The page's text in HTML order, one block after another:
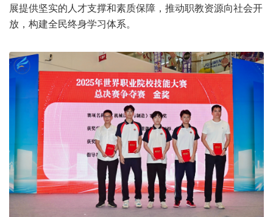
展提供坚实的人才支撑和素质保障 ，推动职教资源向社会开
放，构建全民终身学习体系。